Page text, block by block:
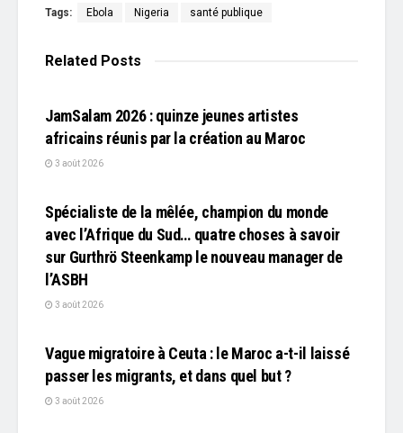
Tags: Ebola Nigeria santé publique
Related Posts
JamSalam 2026 : quinze jeunes artistes
africains réunis par la création au Maroc
3 août 2026
Spécialiste de la mêlée, champion du monde
avec l’Afrique du Sud… quatre choses à savoir
sur Gurthrö Steenkamp le nouveau manager de
l’ASBH
3 août 2026
Vague migratoire à Ceuta : le Maroc a-t-il laissé
passer les migrants, et dans quel but ?
3 août 2026